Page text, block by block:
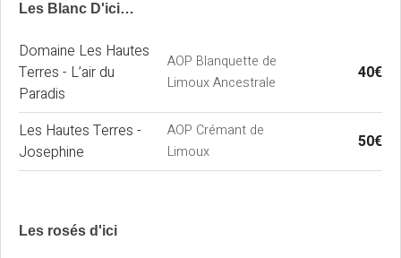
Les Blanc D'ici…
Domaine Les Hautes
Terres - L’air du
Paradis
AOP Blanquette de
Limoux Ancestrale
40€
Les Hautes Terres -
Josephine
AOP Crémant de
Limoux
50€
Les rosés d'ici